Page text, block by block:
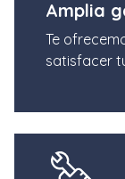
Amplia
Te
satisfacer